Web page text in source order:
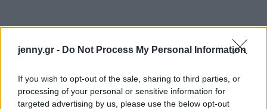
jenny.gr - Do Not Process My Personal Information
If you wish to opt-out of the sale, sharing to third parties, or
processing of your personal or sensitive information for
targeted advertising by us, please use the below opt-out